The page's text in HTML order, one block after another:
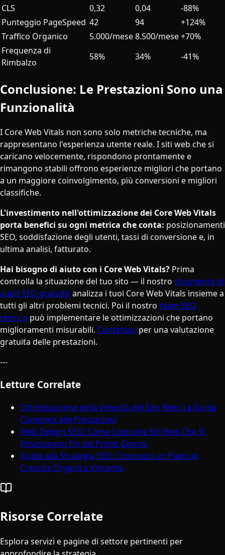
CLS
0,32 0,04
-88%
Punteggio PageSpeed 42 94
+124%
Traffico Organico
5.000/mese8.500/mese+70%
Frequenza di
Rimbalzo
58% 34% -41%
Conclusione: Le Prestazioni Sono una
Funzionalità
I Core Web Vitals non sono solo metriche tecniche, ma
rappresentano l'esperienza utente reale. I siti web che si
caricano velocemente, rispondono prontamente e
rimangono stabili offrono esperienze migliori che portano
a un maggiore coinvolgimento, più conversioni e migliori
classifiche.
L'investimento nell'ottimizzazione dei Core Web Vitals
porta benefici su ogni metrica che conta: posizionamenti
SEO, soddisfazione degli utenti, tassi di conversione e, in
ultima analisi, fatturato.
Hai bisogno di aiuto con i Core Web Vitals? Prima
controlla la situazione del tuo sito — il nostro strumento di
audit SEO gratuito analizza i tuoi Core Web Vitals insieme a
tutti gli altri problemi tecnici. Poi il nostro team SEO
tecnico può implementare le ottimizzazioni che portano
miglioramenti misurabili. Contattaci per una valutazione
gratuita delle prestazioni.
---
Letture Correlate
Ottimizzazione della Velocità del Sito Web: La Guida
Completa alle Prestazioni
Web Design SEO: Come Costruire Siti Web Che Si
Posizionano Fin dal Primo Giorno
Guida alla Strategia SEO: Costruisci un Piano di
Crescita Organica Vincente
Risorse Correlate
Esplora servizi e pagine di settore pertinenti per